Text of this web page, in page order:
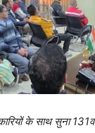
के साथ सुना